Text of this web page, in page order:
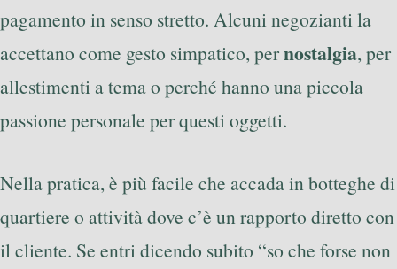
pagamento in senso stretto. Alcuni negozianti la
accettano come gesto simpatico, pernostalgia, per
allestimenti a tema o perché hanno una piccola
passione personale per questi oggetti.
Nella pratica, è più facile che accada in botteghe di
quartiere o attività dove c’è un rapporto diretto con
il cliente. Se entri dicendo subito “so che forse non